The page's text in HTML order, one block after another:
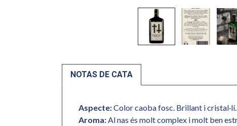
NOTAS DE CATA
Aspecte:Color caoba fosc. Brillant i cristal·lí.
Aroma: Al nas és molt complex i molt ben